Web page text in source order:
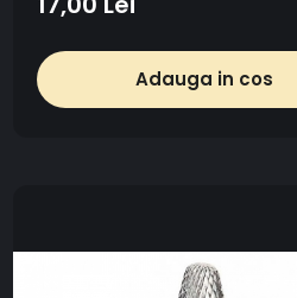
Adauga in cos